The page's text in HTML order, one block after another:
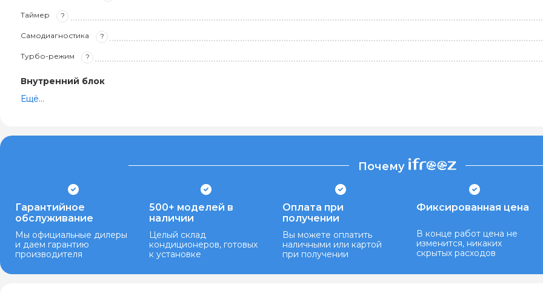
Таймер ?
Самодиагностика ?
Турбо-режим ?
Внутренний блок
Ещё...
Почему
Гарантийное
обслуживание
Мы официальные дилеры
и даем гарантию
производителя
500+ моделей в
наличии
Целый склад
кондиционеров, готовых
к установке
Оплата при
получении
Вы можете оплатить
наличными или картой
при получении
Фиксированная цена
В конце работ цена не
изменится, никаких
скрытых расходов